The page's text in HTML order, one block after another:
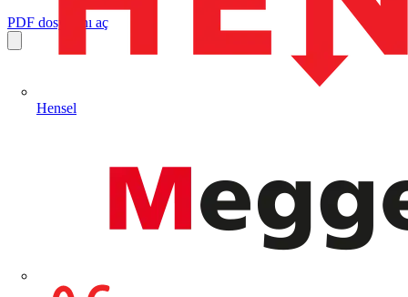
Hensel
PDF dosyasını aç